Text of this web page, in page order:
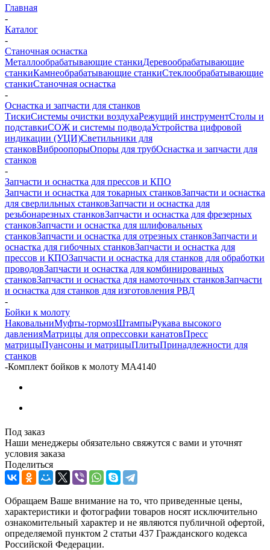
Главная
-
Каталог
-
Станочная оснастка
Металлообрабатывающие станкиДеревообрабатывающие
станкиКамнеобрабатывающие станкиСтеклообрабатывающие
станкиСтаночная оснастка
-
Оснастка и запчасти для станков
ТискиСистемы очистки воздухаРежущий инструментСтолы и
подставкиСОЖ и системы подводаУстройства цифровой
индикации (УЦИ)Светильники для
станковВиброопорыОпоры для трубОснастка и запчасти для
станков
-
Запчасти и оснастка для прессов и КПО
Запчасти и оснастка для токарных станковЗапчасти и оснастка
для сверлильных станковЗапчасти и оснастка для
резьбонарезных станковЗапчасти и оснастка для фрезерных
станковЗапчасти и оснастка для шлифовальных
станковЗапчасти и оснастка для отрезных станковЗапчасти и
оснастка для гибочных станковЗапчасти и оснастка для
прессов и КПОЗапчасти и оснастка для станков для обработки
проводовЗапчасти и оснастка для комбинированных
станковЗапчасти и оснастка для намоточных станковЗапчасти
и оснастка для станков для изготовления РВД
-
Бойки к молоту
НаковальниМуфты-тормозШтампыРукава высокого
давленияМатрицы для опрессовки канатовПресс
матрицыПуансоны и матрицыПлитыПринадлежности для
станков
-Комплект бойков к молоту МА4140
Под заказ
Наши менеджеры обязательно свяжутся с вами и уточнят
условия заказа
Поделиться
Обращаем Ваше внимание на то, что приведенные цены,
характеристики и фотографии товаров носят исключительно
ознакомительный характер и не являются публичной офертой,
определяемой пунктом 2 статьи 437 Гражданского кодекса
Российской Федерации.